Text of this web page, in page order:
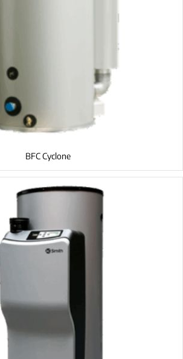
BFC Cyclone